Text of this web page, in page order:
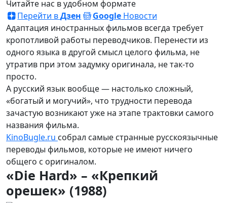
Читайте нас в удобном формате
Перейти вДзен GoogleНовости
Адаптация иностранных фильмов всегда требует
кропотливой работы переводчиков. Перенести из
одного языка в другой смысл целого фильма, не
утратив при этом задумку оригинала, не так-то
просто.
А русский язык вообще — настолько сложный,
«богатый и могучий», что трудности перевода
зачастую возникают уже на этапе трактовки самого
названия фильма.
KinoBugle.ru собрал самые странные русскоязычные
переводы фильмов, которые не имеют ничего
общего с оригиналом.
«Die Hard» – «Крепкий
орешек» (1988)